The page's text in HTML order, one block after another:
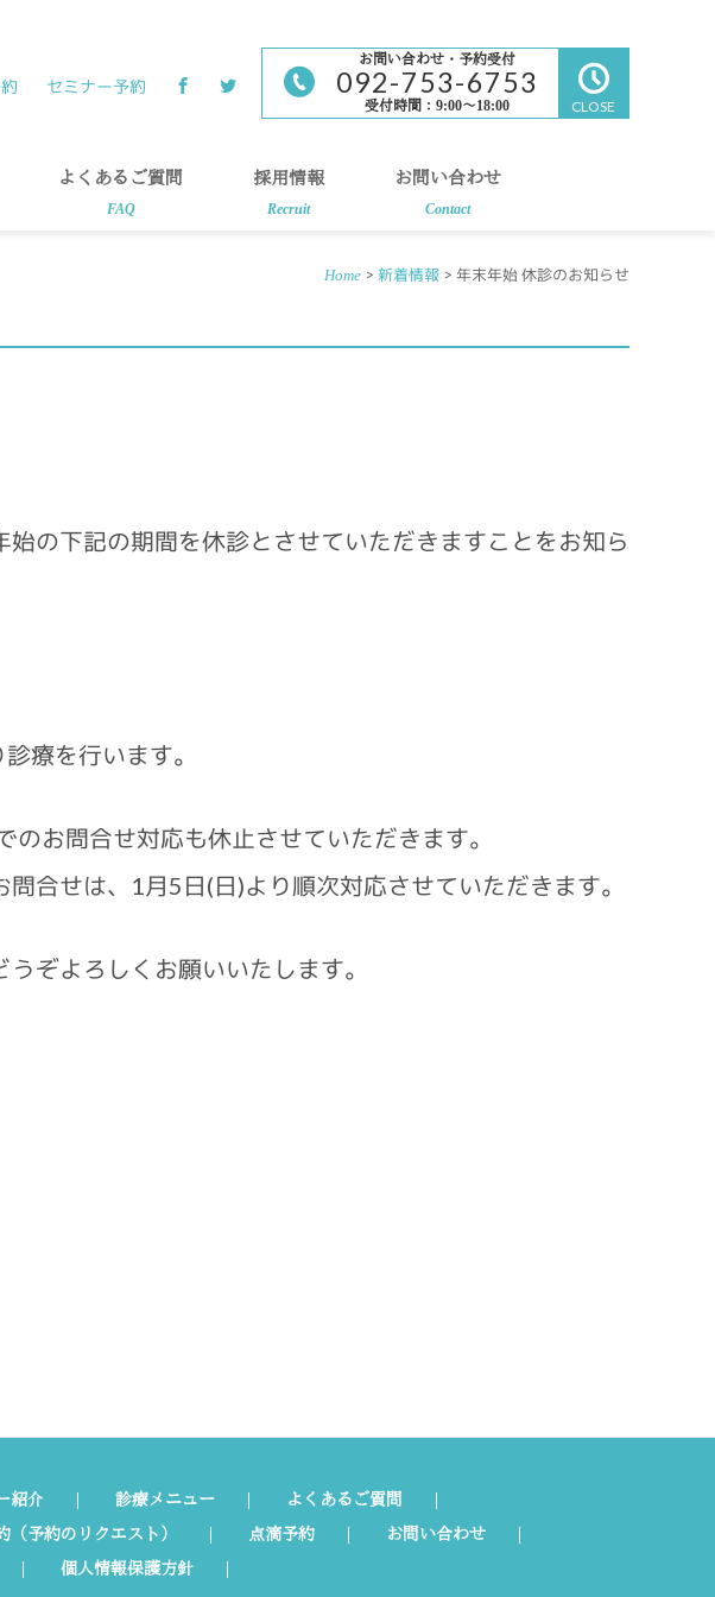
セミナー予約
お問い合わせ・予約受付
092-753-6753
受付時間：9:00～18:00 CLOSE
よくあるご質問
FAQ
採用情報
Recruit
お問い合わせ
Contact
Home > 新着情報 > 年末年始 休診のお知らせ
の下記の期間を休診とさせていただきますことをお知ら
療を行います。
お問合せ対応も休止させていただきます。
合せは、1月5日(日)より順次対応させていただきます。
ぞよろしくお願いいたします。
紹介 診療メニュー
よくあるご質問
（予約のリクエスト） 点滴予約
お問い合わせ
個人情報保護方針